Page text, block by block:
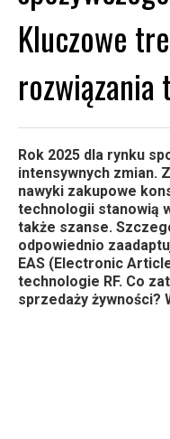
Kluczowe
rozwiązania
Rok 2025 dla rynku
intensywnych zmian.
nawyki zakupowe
technologii stanowią
także szanse.
odpowiednio
EAS (Electronic
technologie RF. Co
sprzedaży żywności?